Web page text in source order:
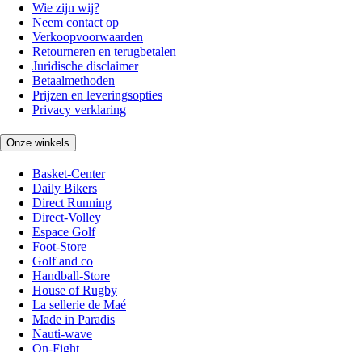
Wie zijn wij?
Neem contact op
Verkoopvoorwaarden
Retourneren en terugbetalen
Juridische disclaimer
Betaalmethoden
Prijzen en leveringsopties
Privacy verklaring
Onze winkels
Basket-Center
Daily Bikers
Direct Running
Direct-Volley
Espace Golf
Foot-Store
Golf and co
Handball-Store
House of Rugby
La sellerie de Maé
Made in Paradis
Nauti-wave
On-Fight